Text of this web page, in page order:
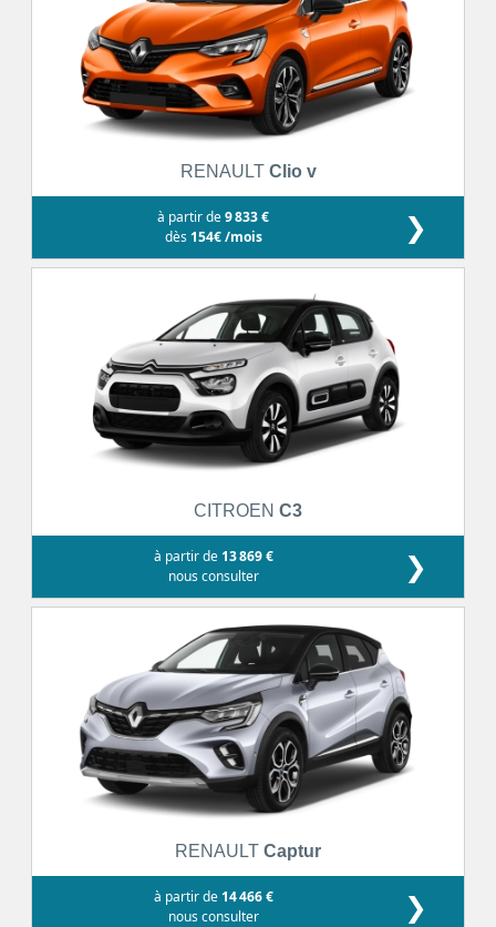
RENAULT Clio v
à partir de9 833 €
dès 154€ /mois ❯
CITROEN C3
à partir de 13 869 €
nous consulter
❯
RENAULT Captur
à partir de 14 466 €
nous consulter
❯